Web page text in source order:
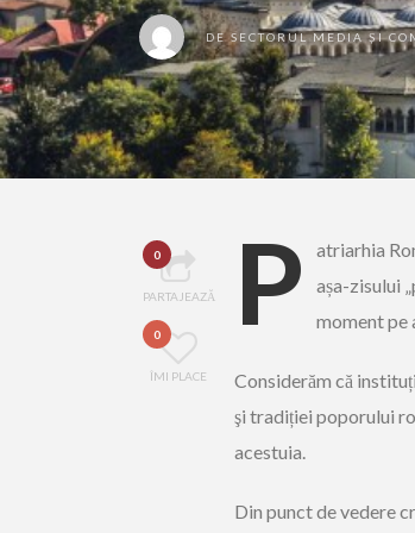
DESECTORUL MEDIA ȘI
0
PARTAJEAZĂ
0
ÎMI PLACE
P
atriarhia
așa-zisului
moment pe
Considerăm că
şi tradiției poporului
acestuia.
Din punct de vedere